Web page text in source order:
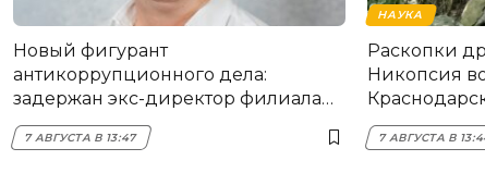
Новый фигурант
антикоррупционного дела:
задержан экс-директор филиала
НЭСК Крымска
7 АВГУСТА В 13:47
НАУКА
Раскопки
Никопсия
7 АВГУСТА В